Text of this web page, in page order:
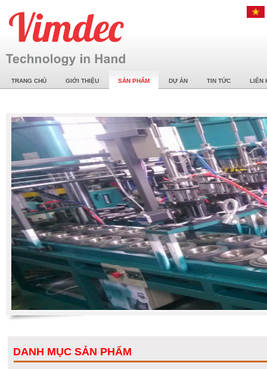
TRANG CHỦ GIỚI THIỆU SẢN PHẨM DỰ ÁN TIN TỨC LIÊN
DANH MỤC SẢN PHẨM